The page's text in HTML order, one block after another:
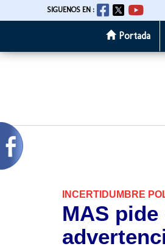
al
SIGUENOS EN :
Portada
INCERTIDUMBRE
MAS